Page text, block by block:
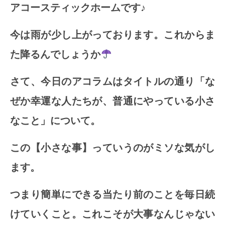
アコースティックホームです♪
今は雨が少し上がっております。これからま
た降るんでしょうか
さて、今日のアコラムはタイトルの通り「な
ぜか幸運な人たちが、普通にやっている小さ
なこと」について。
この【小さな事】っていうのがミソな気がし
ます。
つまり簡単にできる当たり前のことを毎日続
けていくこと。これこそが大事なんじゃない